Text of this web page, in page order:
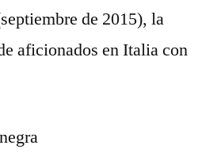
de 2015), la
aficionados en Italia con